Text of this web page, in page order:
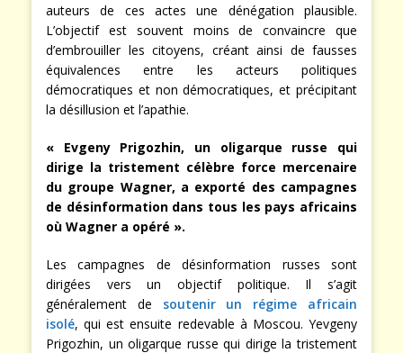
auteurs de ces actes une dénégation plausible.
L’objectif est souvent moins de convaincre que
d’embrouiller les citoyens, créant ainsi de fausses
équivalences entre les acteurs politiques
démocratiques et non démocratiques, et précipitant
la désillusion et l’apathie.
« Evgeny Prigozhin, un oligarque russe qui
dirige la tristement célèbre force mercenaire
du groupe Wagner, a exporté des campagnes
de désinformation dans tous les pays africains
où Wagner a opéré ».
Les campagnes de désinformation russes sont
dirigées vers un objectif politique. Il s’agit
généralement de soutenir un régime africain
isolé, qui est ensuite redevable à Moscou. Yevgeny
Prigozhin, un oligarque russe qui dirige la tristement